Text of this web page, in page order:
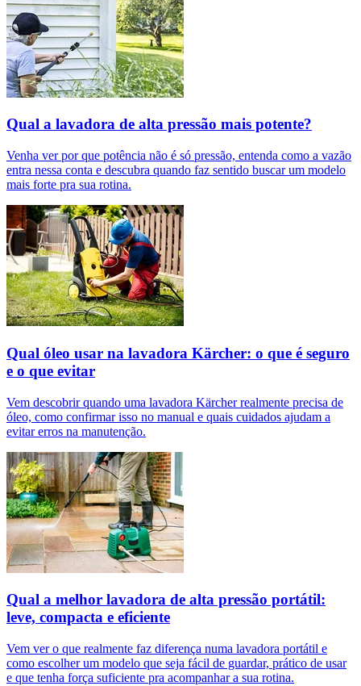
Qual a lavadora de alta pressão mais potente?
Venha ver por que potência não é só pressão, entenda como a vazão
entra nessa conta e descubra quando faz sentido buscar um modelo
mais forte pra sua rotina.
Qual óleo usar na lavadora Kärcher: o que é seguro
e o que evitar
Vem descobrir quando uma lavadora Kärcher realmente precisa de
óleo, como confirmar isso no manual e quais cuidados ajudam a
evitar erros na manutenção.
Qual a melhor lavadora de alta pressão portátil:
leve, compacta e eficiente
Vem ver o que realmente faz diferença numa lavadora portátil e
como escolher um modelo que seja fácil de guardar, prático de usar
e que tenha força suficiente pra acompanhar a sua rotina.